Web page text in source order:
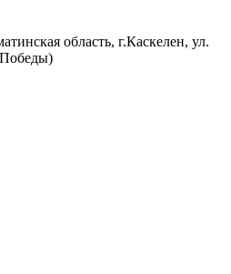
область, г.Каскелен, ул.